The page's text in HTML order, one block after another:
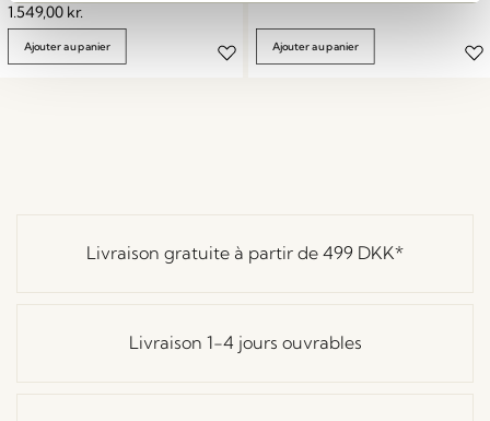
1.549,00 kr.
Ajouter au panier Ajouter au panier
Livraison gratuite à partir de 499 DKK*
Livraison 1-4 jours ouvrables